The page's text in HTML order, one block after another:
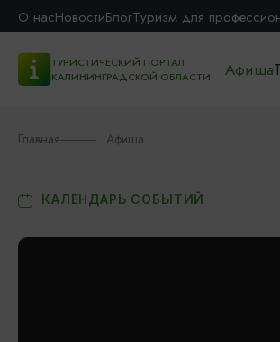
О насНовостиБлогТуризм для
ТУРИСТИЧЕСКИЙ ПОРТАЛ
КАЛИНИНГРАДСКОЙ ОБЛАСТИ
Афиша
Главная Афиша
КАЛЕНДАРЬ СОБЫТИЙ